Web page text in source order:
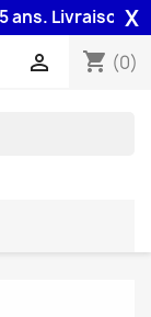
Livraison 48H
X
shopping_cart (0)
